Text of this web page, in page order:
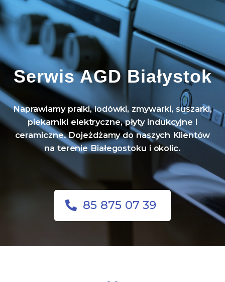
Serwis AGD Białystok
Naprawiamy pralki, lodówki, zmywarki, suszarki,
piekarniki elektryczne, płyty indukcyjne i
ceramiczne. Dojeżdżamy do naszych Klientów
na terenie Białegostoku i okolic.
85 875 07 39